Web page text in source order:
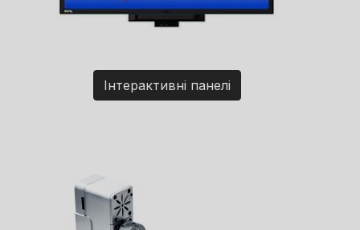
Інтерактивні панелі